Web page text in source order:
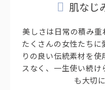
肌なじ
美しさは日常の積み
たくさんの女性たちに
りの良い伝統素材を
スなく、一生使い続
も大切